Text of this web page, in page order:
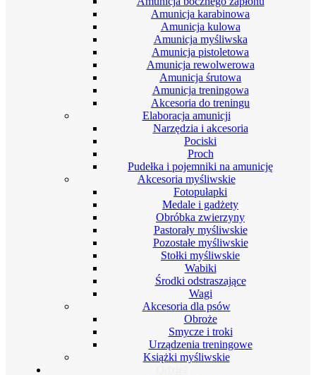
Amunicja karabinowa
Amunicja kulowa
Amunicja myśliwska
Amunicja pistoletowa
Amunicja rewolwerowa
Amunicja śrutowa
Amunicja treningowa
Akcesoria do treningu
Elaboracja amunicji
Narzędzia i akcesoria
Pociski
Proch
Pudełka i pojemniki na amunicję
Akcesoria myśliwskie
Fotopułapki
Medale i gadżety
Obróbka zwierzyny
Pastorały myśliwskie
Pozostałe myśliwskie
Stołki myśliwskie
Wabiki
Środki odstraszające
Wagi
Akcesoria dla psów
Obroże
Smycze i troki
Urządzenia treningowe
Książki myśliwskie